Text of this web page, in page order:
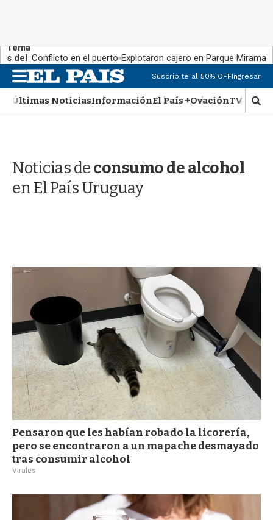
Tema
s del
día:
Conflicto en el puerto Explotaron cajero en Parque Miramar
M
e
n
u
Suscribite al 50% OFFIngresar
Últimas NoticiasInformaciónEl País +OvaciónTV Show
M
o
d
a
Noticias deconsumo de alcohol
en El País Uruguay
Pensaron que les habían robado la licorería,
pero se encontraron a un mapache desmayado
tras consumir alcohol
Virales